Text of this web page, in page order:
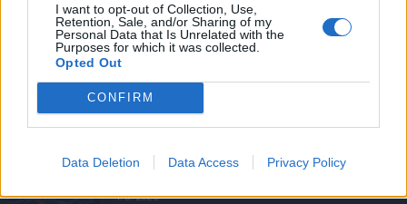
I want to opt-out of Collection, Use,
Retention, Sale, and/or Sharing of my
Personal Data that Is Unrelated with the
Purposes for which it was collected.
Opted Out
CONFIRM
Data Deletion Data Access Privacy Policy
NOVINKY
Obděnice vzpomínaly na filmovou legendu
6. 8. 2026
Většina koupališť na Příbramsku nabízí výborné
4. 8. 2026